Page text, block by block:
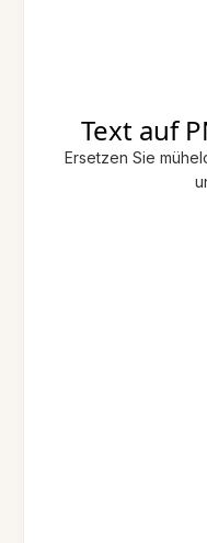
Text auf
Ersetzen Sie